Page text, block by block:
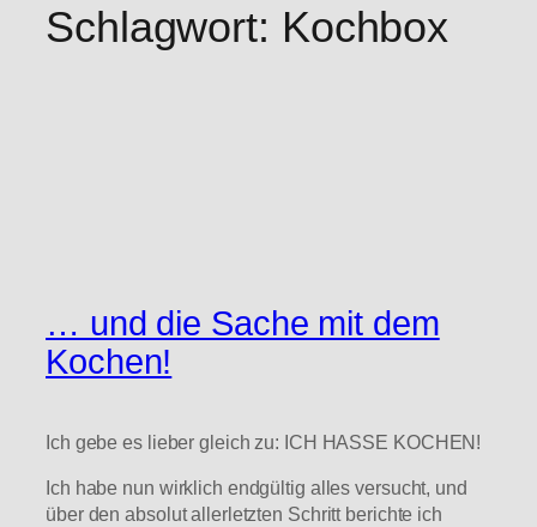
Schlagwort: Kochbox
… und die Sache mit dem
Kochen!
Ich gebe es lieber gleich zu: ICH HASSE KOCHEN!
Ich habe nun wirklich endgültig alles versucht, und
über den absolut allerletzten Schritt berichte ich